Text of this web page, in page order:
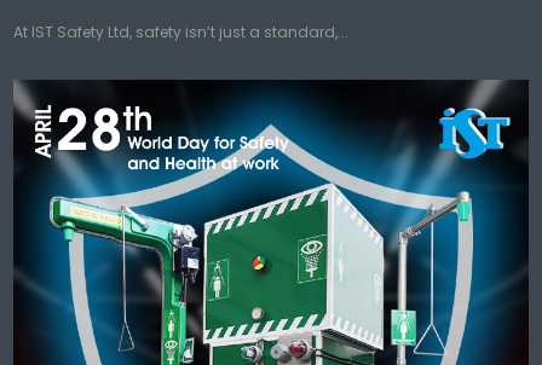
At IST Safety Ltd, safety isn’t just a standard,...